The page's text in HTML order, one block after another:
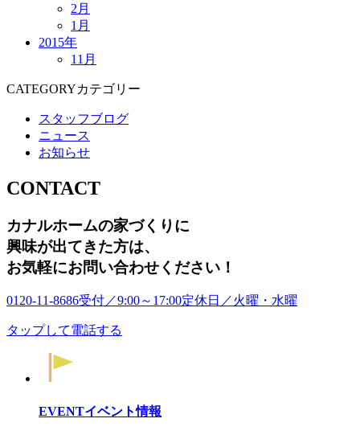
2月
1月
2015年
11月
CATEGORYカテゴリー
スタッフブログ
ニュース
お知らせ
CONTACT
カナルホームの家づくりに
興味が出てきた方は、
お気軽にお問い合わせください！
0120-11-8686受付／9:00～17:00定休日／火曜・水曜
タップして電話する
EVENTイベント情報